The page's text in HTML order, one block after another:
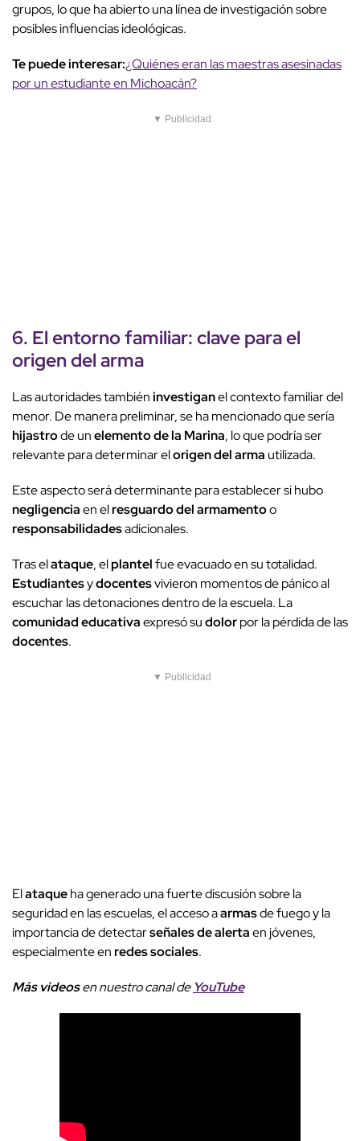
grupos, lo que ha abierto una línea de investigación sobre
posibles influencias ideológicas.
Te puede interesar:¿Quiénes eran las maestras asesinadas
por un estudiante en Michoacán?
▼ Publicidad
6. Elentorno familiar: clave para el
origen del arma
Las autoridades tambiéninvestiganel contexto familiar del
menor. De manera preliminar, se ha mencionado que sería
hijastrode unelemento de la Marina, lo que podría ser
relevante para determinar elorigen del arma utilizada.
Este aspecto será determinante para establecer si hubo
negligenciaen elresguardo del armamentoo
responsabilidadesadicionales.
Tras elataque, elplantelfue evacuado en su totalidad.
Estudiantesydocentesvivieron momentos de pánico al
escuchar las detonaciones dentro de la escuela. La
comunidad educativaexpresó sudolorpor la pérdida de las
docentes.
▼ Publicidad
Elataqueha generado una fuerte discusión sobre la
seguridad en las escuelas, el acceso aarmasde fuego y la
importancia de detectarseñales de alertaen jóvenes,
especialmente enredes sociales.
Más videosen nuestro canal de YouTube